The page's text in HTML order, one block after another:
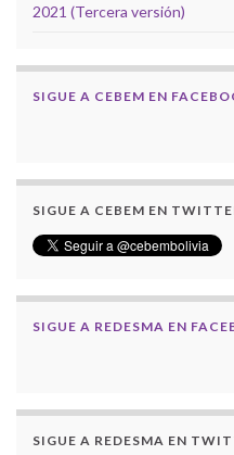
2021 (Tercera versión)
SIGUE A CEBEM EN
SIGUE A CEBEM EN
SIGUE A REDESMA EN
SIGUE A REDESMA EN